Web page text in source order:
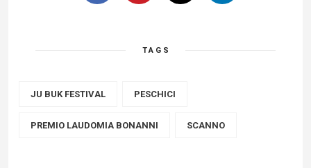
TAGS
JU BUK FESTIVAL PESCHICI
PREMIO LAUDOMIA BONANNI SCANNO